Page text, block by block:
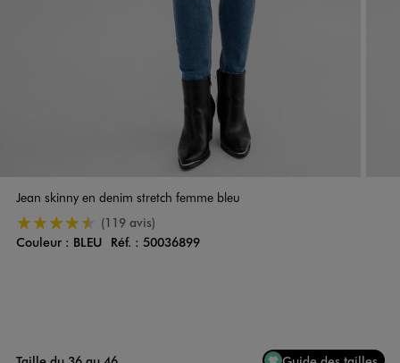
Jean skinny en denim stretch femme bleu
4.5/5 de moyenne
(119 avis)
Couleur
Couleur : BLEU Réf. : 50036899